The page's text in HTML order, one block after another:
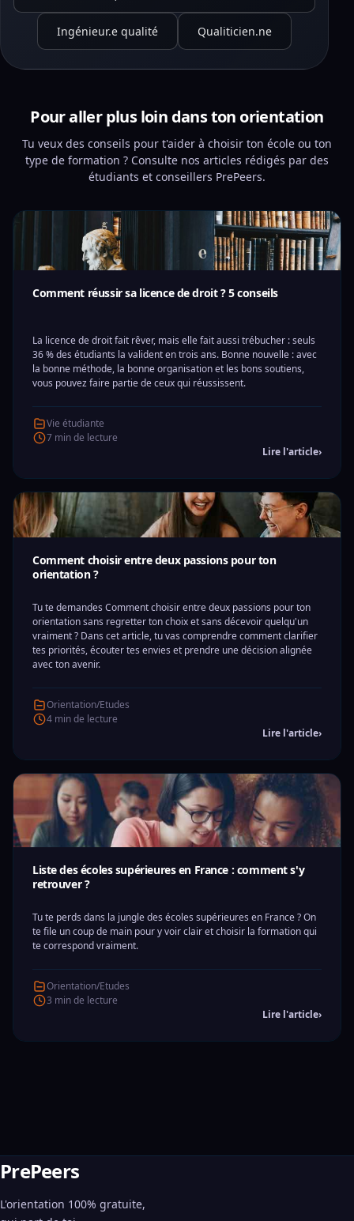
Ingénieur.e qualité Qualiticien.ne
Pour aller plus loin dans ton orientation
Tu veux des conseils pour t'aider à choisir ton école ou ton
type de formation ? Consulte nos articles rédigés par des
étudiants et conseillers PrePeers.
Comment réussir sa licence de droit ? 5 conseils
La licence de droit fait rêver, mais elle fait aussi trébucher : seuls
36 % des étudiants la valident en trois ans. Bonne nouvelle : avec
la bonne méthode, la bonne organisation et les bons soutiens,
vous pouvez faire partie de ceux qui réussissent.
Vie étudiante
7 min de lecture
Lire l'article›
Comment choisir entre deux passions pour ton
orientation ?
Tu te demandes Comment choisir entre deux passions pour ton
orientation sans regretter ton choix et sans décevoir quelqu'un
vraiment ? Dans cet article, tu vas comprendre comment clarifier
tes priorités, écouter tes envies et prendre une décision alignée
avec ton avenir.
Orientation/Etudes
4 min de lecture
Lire l'article›
Liste des écoles supérieures en France : comment s'y
retrouver ?
Tu te perds dans la jungle des écoles supérieures en France ? On
te file un coup de main pour y voir clair et choisir la formation qui
te correspond vraiment.
Orientation/Etudes
3 min de lecture
Lire l'article›
PrePeers
L'orientation 100% gratuite,